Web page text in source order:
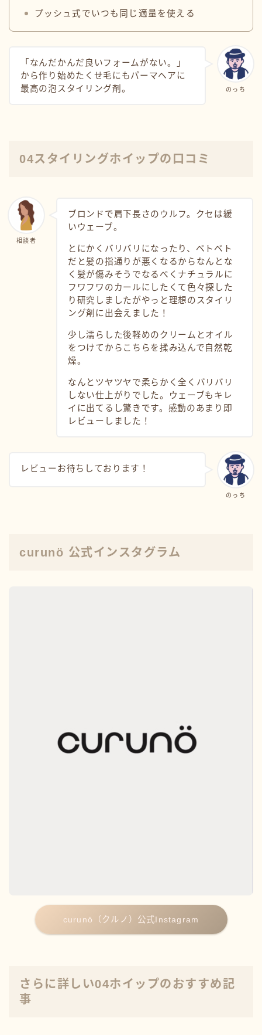
プッシュ式でいつも同じ適量を使える
のっち
「なんだかんだ良いフォームがない。」
から作り始めたくせ毛にもパーマヘアに
最高の泡スタイリング剤。
04スタイリングホイップの口コミ
相談者
ブロンドで肩下長さのウルフ。クセは緩
いウェーブ。
とにかくバリバリになったり、ベトベト
だと髪の指通りが悪くなるからなんとな
く髪が傷みそうでなるべくナチュラルに
フワフワのカールにしたくて色々探した
り研究しましたがやっと理想のスタイリ
ング剤に出会えました！
少し濡らした後軽めのクリームとオイル
をつけてからこちらを揉み込んで自然乾
燥。
なんとツヤツヤで柔らかく全くバリバリ
しない仕上がりでした。ウェーブもキレ
イに出てるし驚きです。感動のあまり即
レビューしました！
のっち
レビューお待ちしております！
curunö 公式インスタグラム
curunö（クルノ）公式Instagram
さらに詳しい04ホイップのおすすめ記
事